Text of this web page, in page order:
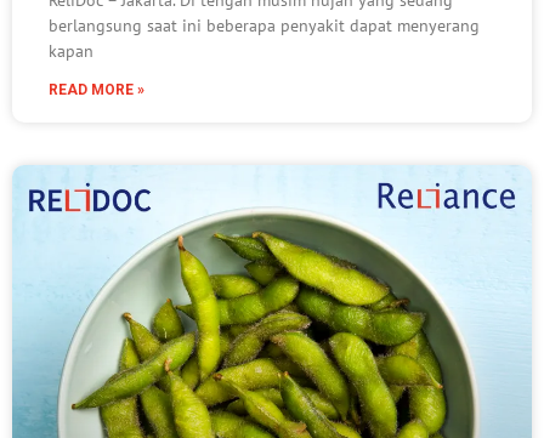
berlangsung saat ini beberapa penyakit dapat menyerang
kapan
READ MORE »